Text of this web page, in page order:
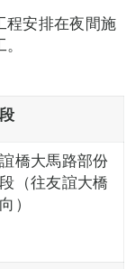
程安排在夜間施
橋大馬路部份
（往友誼大橋
）